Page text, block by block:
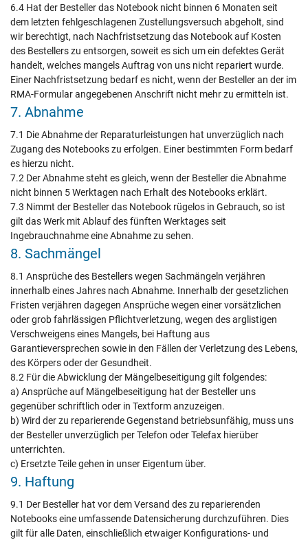
6.4 Hat der Besteller das Notebook nicht binnen 6 Monaten seit
dem letzten fehlgeschlagenen Zustellungsversuch abgeholt, sind
wir berechtigt, nach Nachfristsetzung das Notebook auf Kosten
des Bestellers zu entsorgen, soweit es sich um ein defektes Gerät
handelt, welches mangels Auftrag von uns nicht repariert wurde.
Einer Nachfristsetzung bedarf es nicht, wenn der Besteller an der im
RMA-Formular angegebenen Anschrift nicht mehr zu ermitteln ist.
7. Abnahme
7.1 Die Abnahme der Reparaturleistungen hat unverzüglich nach
Zugang des Notebooks zu erfolgen. Einer bestimmten Form bedarf
es hierzu nicht.
7.2 Der Abnahme steht es gleich, wenn der Besteller die Abnahme
nicht binnen 5 Werktagen nach Erhalt des Notebooks erklärt.
7.3 Nimmt der Besteller das Notebook rügelos in Gebrauch, so ist
gilt das Werk mit Ablauf des fünften Werktages seit
Ingebrauchnahme eine Abnahme zu sehen.
8. Sachmängel
8.1 Ansprüche des Bestellers wegen Sachmängeln verjähren
innerhalb eines Jahres nach Abnahme. Innerhalb der gesetzlichen
Fristen verjähren dagegen Ansprüche wegen einer vorsätzlichen
oder grob fahrlässigen Pflichtverletzung, wegen des arglistigen
Verschweigens eines Mangels, bei Haftung aus
Garantieversprechen sowie in den Fällen der Verletzung des Lebens,
des Körpers oder der Gesundheit.
8.2 Für die Abwicklung der Mängelbeseitigung gilt folgendes:
a) Ansprüche auf Mängelbeseitigung hat der Besteller uns
gegenüber schriftlich oder in Textform anzuzeigen.
b) Wird der zu reparierende Gegenstand betriebsunfähig, muss uns
der Besteller unverzüglich per Telefon oder Telefax hierüber
unterrichten.
c) Ersetzte Teile gehen in unser Eigentum über.
9. Haftung
9.1 Der Besteller hat vor dem Versand des zu reparierenden
Notebooks eine umfassende Datensicherung durchzuführen. Dies
gilt für alle Daten, einschließlich etwaiger Konfigurations- und